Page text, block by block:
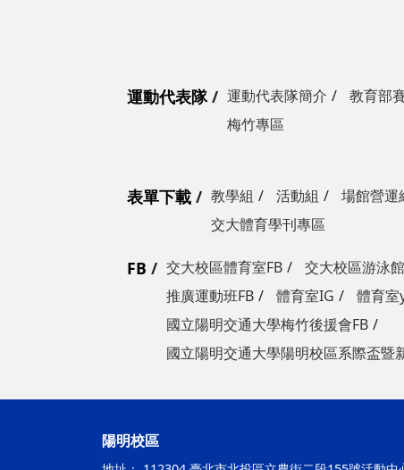
運動代表隊 運動代表隊簡介 教育部
梅竹專區
表單下載 教學組 活動組 場館營運
交大體育學刊專區
FB 交大校區體育室FB 交大校區游泳
推廣運動班FB
體育室IG
體育
國立陽明交通大學梅竹後援會FB
國立陽明交通大學陽明校區系際盃暨
陽明校區